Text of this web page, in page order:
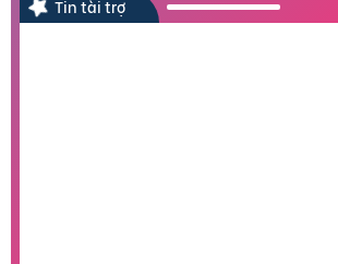
Tin tài trợ